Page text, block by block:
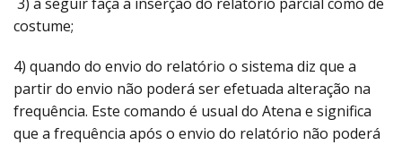
costume;
4) quando do envio do relatório o sistema diz que a
partir do envio não poderá ser efetuada alteração na
frequência. Este comando é usual do Atena e significa
que a frequência após o envio do relatório não poderá